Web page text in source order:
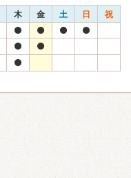
木 金 土 日 祝